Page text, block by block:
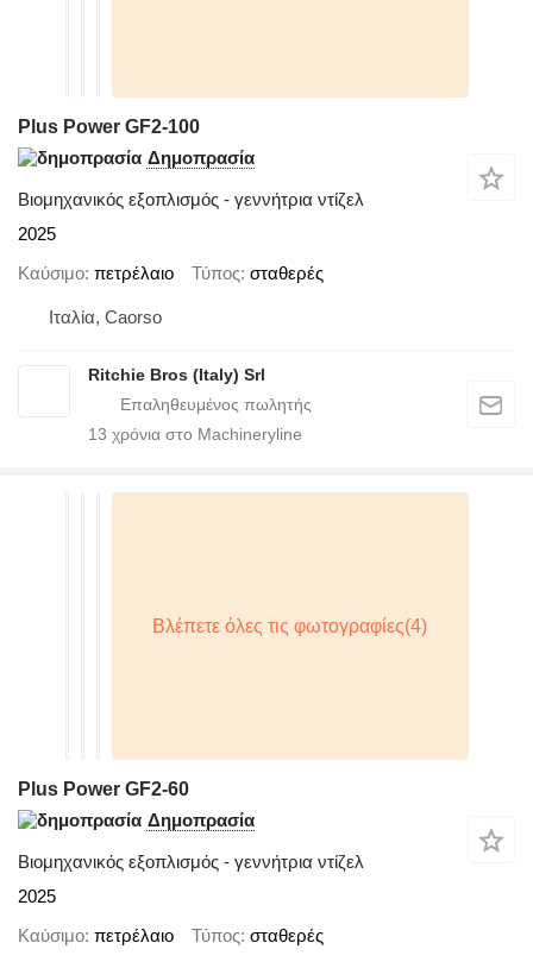
Plus Power GF2-100
Δημοπρασία
Βιομηχανικός εξοπλισμός - γεννήτρια ντίζελ
2025
Καύσιμο πετρέλαιο Τύπος σταθερές
Ιταλία, Caorso
Ritchie Bros (Italy) Srl
13 χρόνια στο Machineryline
Plus Power GF2-60
Δημοπρασία
Βιομηχανικός εξοπλισμός - γεννήτρια ντίζελ
2025
Καύσιμο πετρέλαιο Τύπος σταθερές